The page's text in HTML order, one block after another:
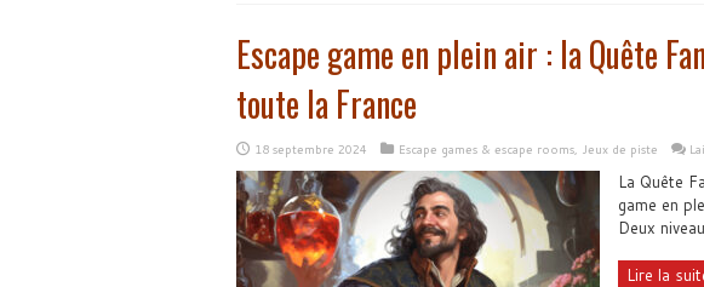
Escape game en plein air : la Quête
toute la France
18 septembre 2024 Escape games & escape rooms, Jeux de piste
La Quête
game en
Deux
Lire la